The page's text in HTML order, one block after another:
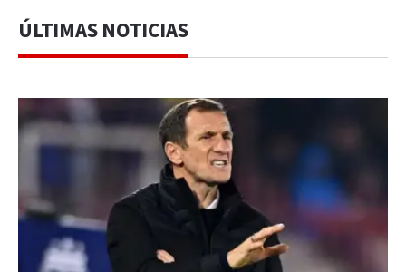
ÚLTIMAS NOTICIAS